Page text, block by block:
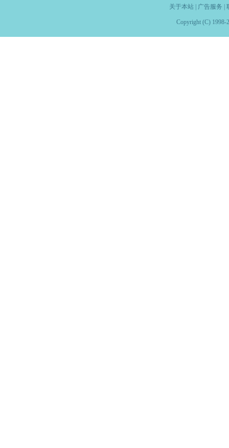
关于本站| 广告服务
Copyright (C) 1998-